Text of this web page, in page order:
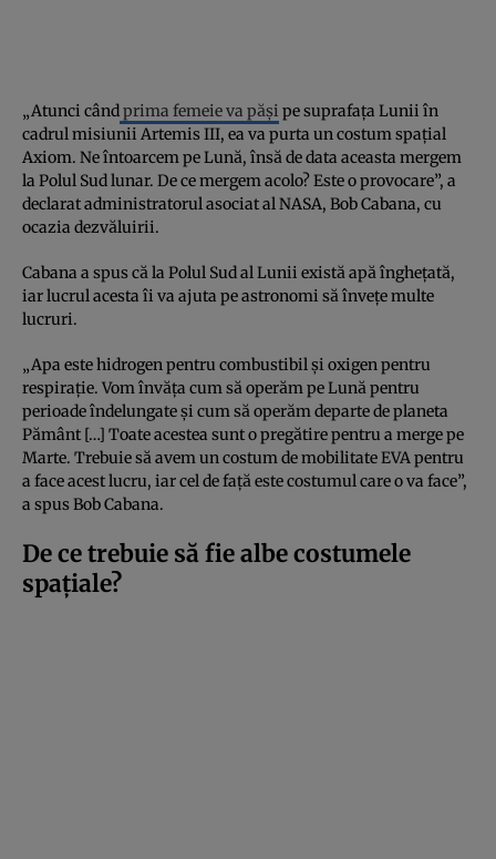
„Atunci cândprima femeie va păși pe suprafața Lunii în
cadrul misiunii Artemis III, ea va purta un costum spațial
Axiom. Ne întoarcem pe Lună, însă de data aceasta mergem
la Polul Sud lunar. De ce mergem acolo? Este o provocare”, a
declarat administratorul asociat al NASA, Bob Cabana, cu
ocazia dezvăluirii.
Cabana a spus că la Polul Sud al Lunii există apă înghețată,
iar lucrul acesta îi va ajuta pe astronomi să învețe multe
lucruri.
„Apa este hidrogen pentru combustibil și oxigen pentru
respirație. Vom învăța cum să operăm pe Lună pentru
perioade îndelungate și cum să operăm departe de planeta
Pământ […] Toate acestea sunt o pregătire pentru a merge pe
Marte. Trebuie să avem un costum de mobilitate EVA pentru
a face acest lucru, iar cel de față este costumul care o va face”,
a spus Bob Cabana.
De ce trebuie să fie albe costumele
spațiale?